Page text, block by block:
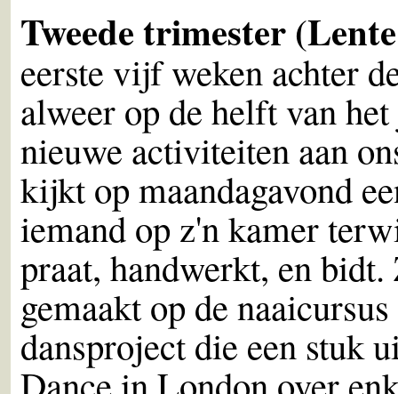
Tweede trimester
eerste vijf weken achter
alweer op de helft van
nieuwe activiteiten aan
kijkt op maandagavond
iemand op z'n kamer
praat, handwerkt, en
gemaakt op de
dansproject die een stuk
Dance in London over